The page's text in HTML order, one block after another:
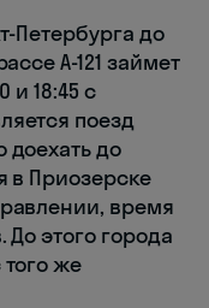
Петербурга до
А-121 займет
и 18:45 с
поезд
доехать до
в Приозерске
время
До этого города
же